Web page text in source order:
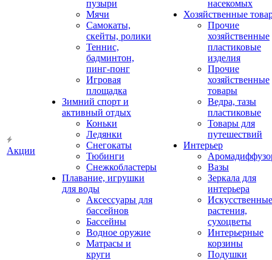
Акции
пузыри
Мячи
Самокаты,
скейты, ролики
Теннис,
бадминтон,
пинг-понг
Игровая
площадка
Зимний спорт и
активный отдых
Коньки
Ледянки
Снегокаты
Тюбинги
Снежкобластеры
Плавание, игрушки
для воды
Аксессуары для
бассейнов
Бассейны
Водное оружие
Матрасы и
круги
насекомых
Хозяйственные
Прочие
хозяйственные
пластиковые
изделия
Прочие
хозяйственные
товары
Ведра, тазы
пластиковые
Товары для
путешествий
Интерьер
Вазы
Зеркала для
интерьера
Искусственные
растения,
сухоцветы
Интерьерные
корзины
Подушки